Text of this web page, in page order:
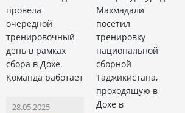
провела
очередной
тренировочный
день в рамках
сбора в Дохе.
Команда работает
28.05.2025
Махмадали
посетил
тренировку
национальной
сборной
Таджикистана,
проходящую в
Дохе в